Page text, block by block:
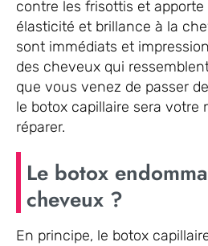
contre les frisottis et
élasticité et brillance à la
sont immédiats et
des cheveux qui
que vous venez de passer
le botox capillaire sera votre
réparer.
Le botox
cheveux ?
En principe, le botox